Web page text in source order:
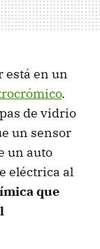
está en un
.
de vidrio
un sensor
un auto
eléctrica al
que